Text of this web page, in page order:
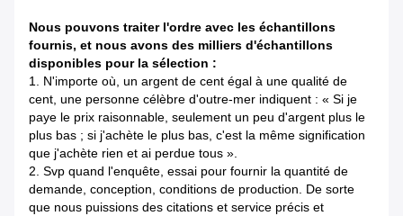
Nous pouvons traiter l'ordre avec les échantillons
fournis, et nous avons des milliers d'échantillons
disponibles pour la sélection :
1. N'importe où, un argent de cent égal à une qualité de
cent, une personne célèbre d'outre-mer indiquent : « Si je
paye le prix raisonnable, seulement un peu d'argent plus le
plus bas ; si j'achète le plus bas, c'est la même signification
que j'achète rien et ai perdue tous ».
2. Svp quand l'enquête, essai pour fournir la quantité de
demande, conception, conditions de production. De sorte
que nous puissions des citations et service précis et